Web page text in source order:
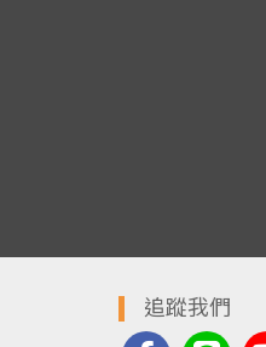
追蹤我們